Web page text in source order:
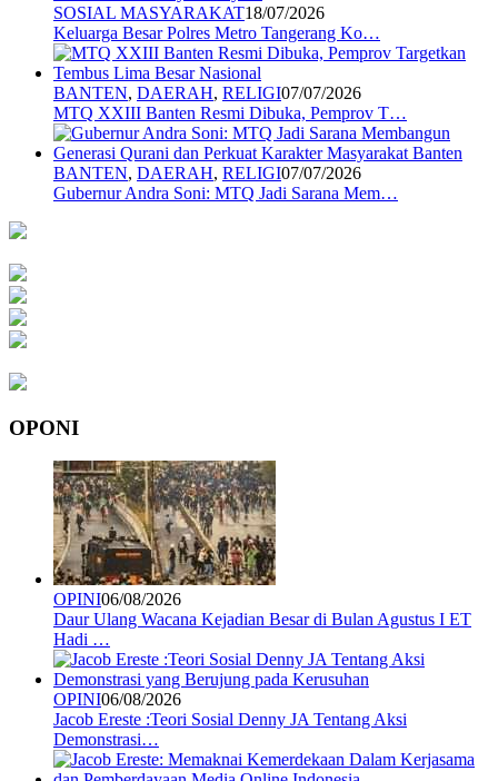
SOSIAL MASYARAKAT18/07/2026
Keluarga Besar Polres Metro Tangerang Ko…
BANTEN, DAERAH, RELIGI07/07/2026
MTQ XXIII Banten Resmi Dibuka, Pemprov T…
BANTEN, DAERAH, RELIGI07/07/2026
Gubernur Andra Soni: MTQ Jadi Sarana Mem…
OPONI
OPINI06/08/2026
Daur Ulang Wacana Kejadian Besar di Bulan Agustus I ET
Hadi …
OPINI06/08/2026
Jacob Ereste :Teori Sosial Denny JA Tentang Aksi
Demonstrasi…